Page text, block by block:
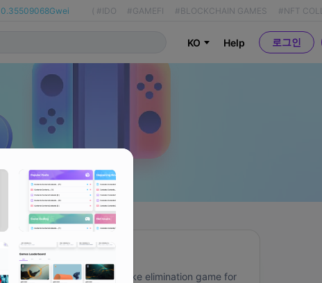
0.35509068Gwei ( #IDO #GAMEFI #BLOCKCHAIN GAMES #NFT
KO Help 로그인
About
Tetriverse is a Tetris-like elimination game for